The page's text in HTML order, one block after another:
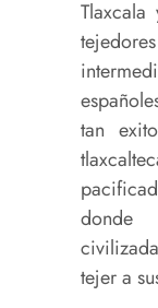
tan
donde
tejer a